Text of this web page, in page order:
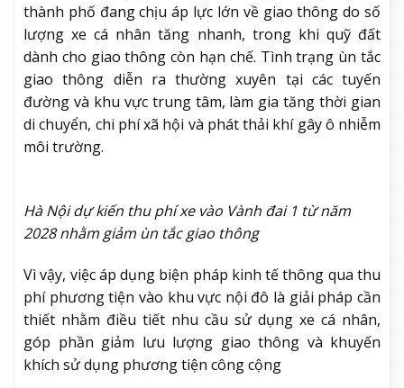
thành phố đang chịu áp lực lớn về giao thông do số
lượng xe cá nhân tăng nhanh, trong khi quỹ đất
dành cho giao thông còn hạn chế. Tình trạng ùn tắc
giao thông diễn ra thường xuyên tại các tuyến
đường và khu vực trung tâm, làm gia tăng thời gian
di chuyển, chi phí xã hội và phát thải khí gây ô nhiễm
môi trường.
Hà Nội dự kiến thu phí xe vào Vành đai 1 từ năm
2028 nhằm giảm ùn tắc giao thông
Vì vậy, việc áp dụng biện pháp kinh tế thông qua thu
phí phương tiện vào khu vực nội đô là giải pháp cần
thiết nhằm điều tiết nhu cầu sử dụng xe cá nhân,
góp phần giảm lưu lượng giao thông và khuyến
khích sử dụng phương tiện công cộng